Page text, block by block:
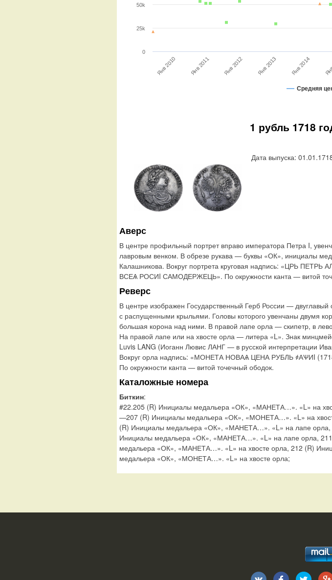
Средняя
Янв 2010 Янв 2011 Янв 2012 Янв 2013 Янв 2014
0
25k
50k
1 рубль 1718
Дата выпуска:
Аверс
В центре профильный портрет вправо императора Петра I,
лавровым венком. В обрезе рукава — буквы «ОК», инициалы
Калашникова. Вокруг портрета круговая надпись: «ЦРЬ ПЕТРЬ
ВСЕѦ РОСИI САМОДЕРЖЕЦЬ». По окружности канта — витой
Реверс
В центре изображен Государственный Герб России — двуглавый
с распущенными крыльями. Головы которого увенчаны двумя
большая корона над ними. В правой лапе орла — скипетр, в
На правой лапе или на хвосте орла — литера «L». Знак
Luvis LANG (Иоганн Лювис ЛАНГ — в русской интерпретации
Вокруг орла надпись: «МОНЕТА НОВАѦ ЦЕНА РУБЛЬ ҂АѰИI
По окружности канта — витой точечный ободок.
Каталожные номера
Биткин:
#22.205 (R) Инициалы медальера «ОК», «МАНЕТА…». «L» на
—207 (R) Инициалы медальера «ОК», «МОНЕТА…». «L» на
(R) Инициалы медальера «ОК», «МАНЕТА…». «L» на лапе орла,
Инициалы медальера «ОК», «МАНЕТА…». «L» на лапе орла,
медальера «ОК», «МАНЕТА…». «L» на хвосте орла, 212 (R)
медальера «ОК», «МОНЕТА…». «L» на хвосте орла;